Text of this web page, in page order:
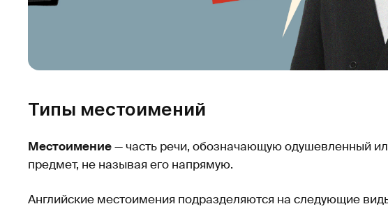
Типы местоимений
Местоимение— часть речи, обозначающую одушевленный
предмет, не называя его напрямую.
Английские местоимения подразделяются на следующие